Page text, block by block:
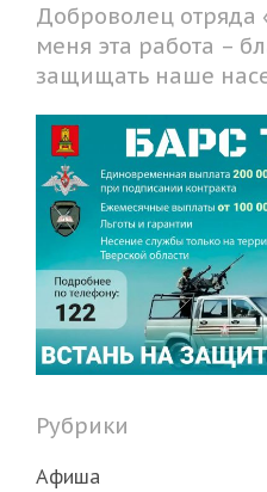
Доброволец отряда
меня эта работа –
защищать наше
Рубрики
Афиша